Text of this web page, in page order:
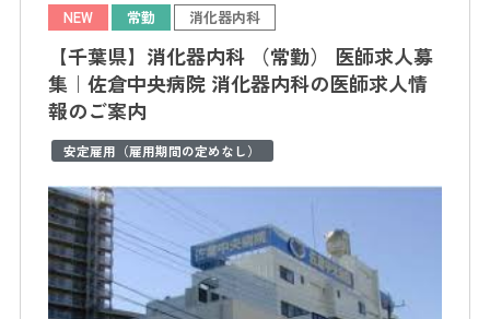
NEW 常勤 消化器内科
【千葉県】消化器内科 （常勤） 医師求人募
集｜佐倉中央病院 消化器内科の医師求人情
報のご案内
安定雇用（雇用期間の定めなし）